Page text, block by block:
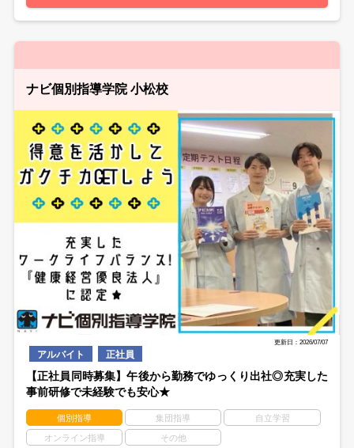
ナビ個別指導学院 小松校
更新日：2026/07/07
アルバイト 正社員
【正社員同時募集】午後から勤務でゆっくり出社◎充実した
事前研修で未経験でも安心★
個別指導 集団指導 自立学習
オンライン指導 その他